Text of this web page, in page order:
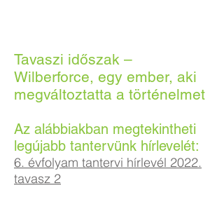
Tavaszi időszak –
Wilberforce, egy ember, aki
megváltoztatta a történelmet
Az alábbiakban megtekintheti
legújabb tantervünk hírlevelét:
6. évfolyam tantervi hírlevél 2022.
tavasz 2